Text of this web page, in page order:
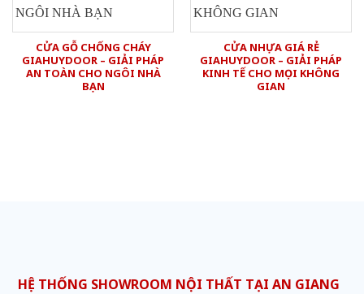
CỬA GỖ CHỐNG CHÁY
GIAHUYDOOR – GIẢI PHÁP
AN TOÀN CHO NGÔI NHÀ
BẠN
CỬA NHỰA GIÁ RẺ
GIAHUYDOOR – GIẢI PHÁP
KINH TẾ CHO MỌI KHÔNG
GIAN
HỆ THỐNG SHOWROOM NỘI THẤT TẠI AN GIANG